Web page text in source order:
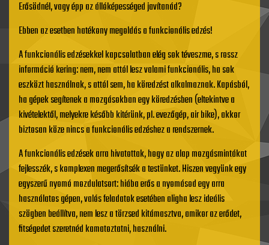
Erősödnél, vagy épp az állóképességed javítanád?
Ebben az esetben hatékony megoldás a funkcionális edzés!
A funkcionális edzésekkel kapcsolatban elég sok téveszme, s rossz
információ kering: nem, nem attól lesz valami funkcionális, ha sok
eszközt használnak, s attól sem, ha köredzést alkalmaznak. Kapásból,
ha gépek segítenek a mozgásokban egy köredzésben (eltekintve a
kivételektől, melyekre később kitérünk, pl. evezőgép, air bike), akkor
biztosan köze nincs a funkcionális edzéshez a rendszernek.
A funkcionális edzések arra hivatottak, hogy az alap mozgásmintákat
fejlesszék, s komplexen megerősítsék a testünket. Hiszen vegyünk egy
egyszerű nyomó mozdulatsort: hiába erős a nyomásod egy arra
használatos gépen, valós feladatok esetében aligha lesz ideális
szögben beállítva, nem lesz a törzsed kitámasztva, amikor az erődet,
fitségedet szeretnéd kamatoztatni, használni.